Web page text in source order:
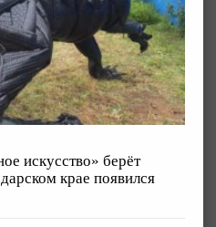
искусство» берёт
крае появился